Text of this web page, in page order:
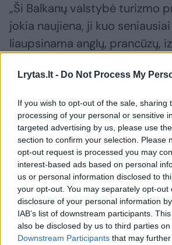
Lrytas.lt - Do Not Process My
If you wish to opt-out of the sale, sharing
processing of your personal or sensitive
targeted advertising by us, please use
section to confirm your selection. Please
opt-out request is processed you may
interest-based ads based on personal
us or personal information disclosed to
your opt-out. You may separately opt-out
disclosure of your personal information
IAB’s list of downstream participants.
also be disclosed by us to third parties on
Downstream Participants that may
„Ši Balkanų valstybė turizmo
jokia naujiena, ji kuo
liaupsinama anglų, prancūzų,
poilsiautojų. Vis tik, dalį
lietuvių, lydėjo kažkokie
– neva Juodkalnija
neturi išvystytos
net painiojo ją su Bulgarija ar
Nors sykį lankiusiems
stereotipai pasirodytų laužti iš
įmonės atstovė,
Juodkalniją kaip išskirtinę
kryptį jau kurį laiką renkasi